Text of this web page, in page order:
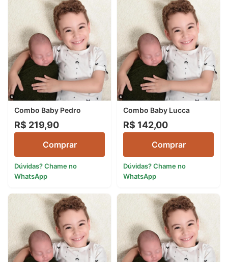
Combo Baby Pedro
R$ 219,90
Comprar
Dúvidas? Chame no
WhatsApp
Combo Baby Lucca
R$ 142,00
Comprar
Dúvidas? Chame no
WhatsApp